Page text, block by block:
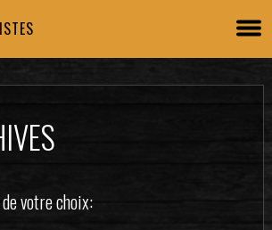
votre choix: